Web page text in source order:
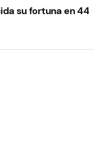
su fortuna en 44